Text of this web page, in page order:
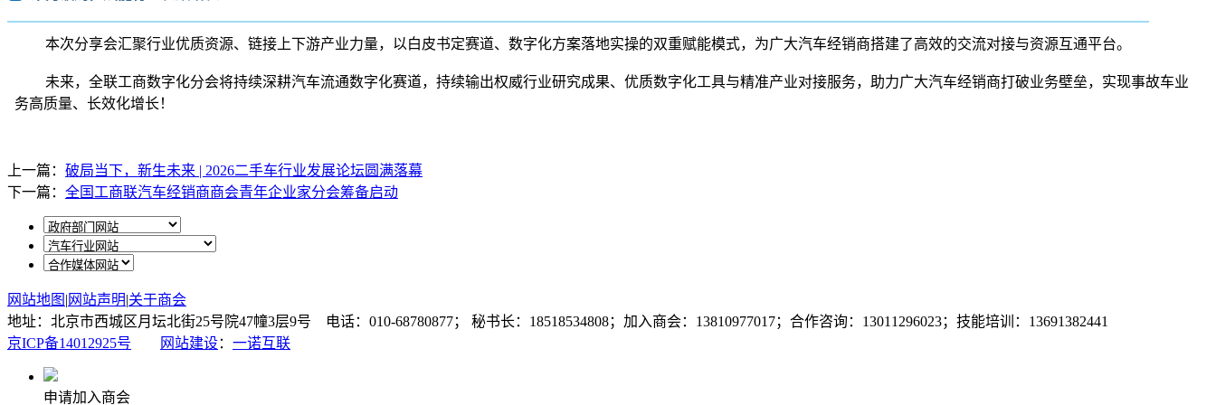
本次分享会汇聚行业优质资源、链接上下游产业力量，以白皮书定赛道、数字化方案落地实操的双重赋能模式，为广大汽车经销商搭建了高效的交流对接与资源互通平台。
未来，全联工商数字化分会将持续深耕汽车流通数字化赛道，持续输出权威行业研究成果、优质数字化工具与精准产业对接服务，助力广大汽车经销商打破业务壁垒，实现事故车业
务高质量、长效化增长！
上一篇： 破局当下，新生未来 | 2026二手车行业发展论坛圆满落幕
下一篇： 全国工商联汽车经销商商会青年企业家分会筹备启动
网站地图 | 网站声明|关于商会
地址：北京市西城区月坛北街25号院47幢3层9号 电话：010-68780877； 秘书长：18518534808；加入商会：13810977017；合作咨询：13011296023；技能培训：13691382441
京ICP备14012925号
网站建设： 一诺互联
申请加入商会